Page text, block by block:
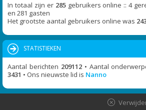
In totaal zijn er 285gebruikers online :: 4
en 281 gasten
Het grootste aantal gebruikers online was
STATISTIEKEN
Aantal berichten 209112• Aantal
3431 • Ons nieuwste lid is Nanno